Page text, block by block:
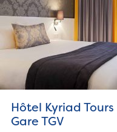
Hôtel Kyriad
Gare TGV